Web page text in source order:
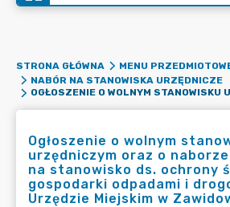
STRONA GŁÓWNA MENU
NABÓR NA STANOWISKA URZĘDNICZE
Ogłoszenie o wolnym
urzędniczym oraz o
na stanowisko ds. ochrony
gospodarki odpadami i
Urzędzie Miejskim w